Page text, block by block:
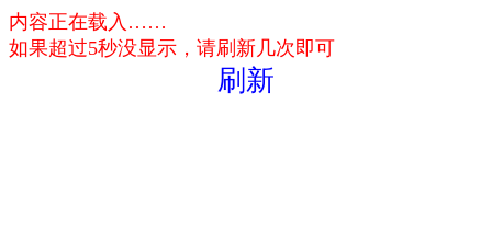
内容正在载入……
如果超过5秒没显示，请刷新几次即可
刷新